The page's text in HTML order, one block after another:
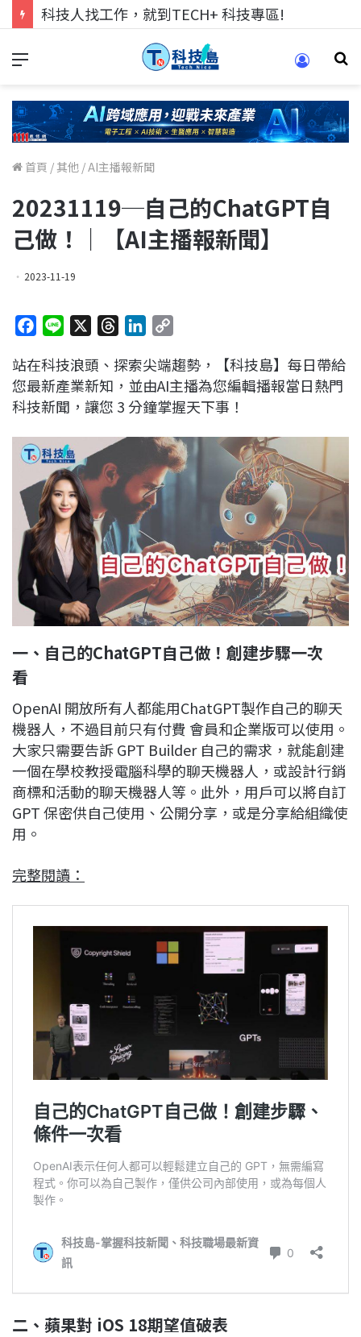
首頁 /其他 /AI主播報新聞
20231119─自己的ChatGPT自
己做！｜【AI主播報新聞】
2023-11-19
c
e
b
o
n
e
r
e
a
n
k
e
n
p
y
L
n
k
站在科技浪頭、探索尖端趨勢，【科技島】每日帶給
您最新產業新知，並由AI主播為您編輯播報當日熱門
科技新聞，讓您 3 分鐘掌握天下事！
一、自己的ChatGPT自己做！創建步驟一次
看
OpenAI 開放所有人都能用ChatGPT製作自己的聊天
機器人，不過目前只有付費 會員和企業版可以使用。
大家只需要告訴 GPT Builder 自己的需求，就能創建
一個在學校教授電腦科學的聊天機器人，或設計行銷
商標和活動的聊天機器人等。此外，用戶可以將自訂
GPT 保密供自己使用、公開分享，或是分享給組織使
用。
完整閱讀：
二、蘋果對 iOS 18期望值破表